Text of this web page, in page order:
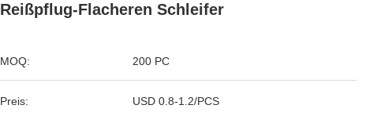
Reißpflug-Flacheren Schleifer
MOQ: 200 PC
Preis: USD 0.8-1.2/PCS